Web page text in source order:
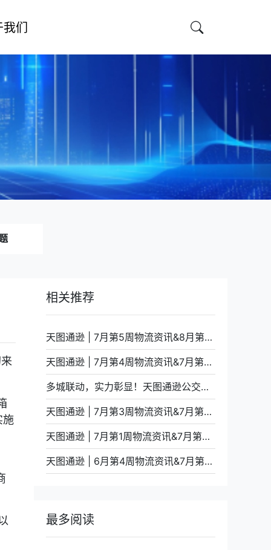
我们
施
相关推荐
天图通逊 | 7月第5周物流资讯&8月第1周装柜计划
天图通逊 | 7月第4周物流资讯&7月第5周装柜计划
多城联动，实力彰显！天图通逊公交车体广告全面上线
天图通逊 | 7月第3周物流资讯&7月第4周装柜计划
天图通逊 | 7月第1周物流资讯&7月第2周装柜计划
天图通逊 | 6月第4周物流资讯&7月第1周装柜计划
最多阅读